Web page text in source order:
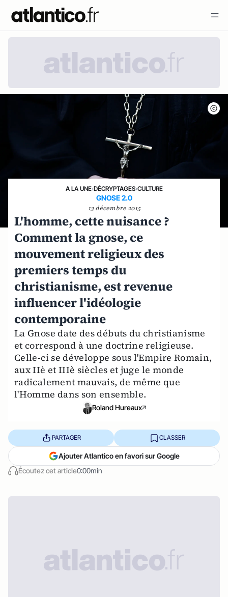
A LA UNE›DÉCRYPTAGES›CULTURE
GNOSE 2.0
13 décembre 2015
L'homme, cette nuisance ?
Comment la gnose, ce
mouvement religieux des
premiers temps du
christianisme, est revenue
influencer l'idéologie
contemporaine
La Gnose date des débuts du christianisme
et correspond à une doctrine religieuse.
Celle-ci se développe sous l'Empire Romain,
aux IIè et IIIè siècles et juge le monde
radicalement mauvais, de même que
l'Homme dans son ensemble.
Roland Hureaux
Écoutez cet article0:00min
PARTAGER CLASSER
Ajouter Atlantico en favori sur Google